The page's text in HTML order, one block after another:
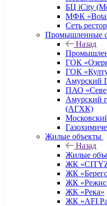
БЦ iCity
МФК
Сеть
Промышленные
Назад
ГОК
ГОК
Амурский
ПАО
Амурский
(АГХК)
Жилые объекты
Назад
Жилые
ЖК
ЖК
ЖК
ЖК «Река»
ЖК «AFI